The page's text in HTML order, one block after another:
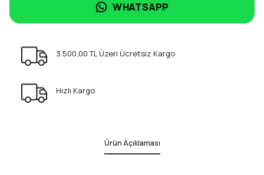
WHATSAPP
3.500,00 TL Üzeri Ücretsiz Kargo
Hızlı Kargo
Ürün Açıklaması